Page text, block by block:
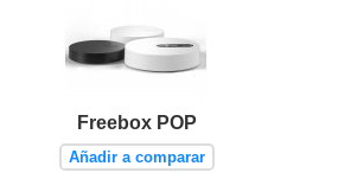
Freebox POP
Añadir a comparar